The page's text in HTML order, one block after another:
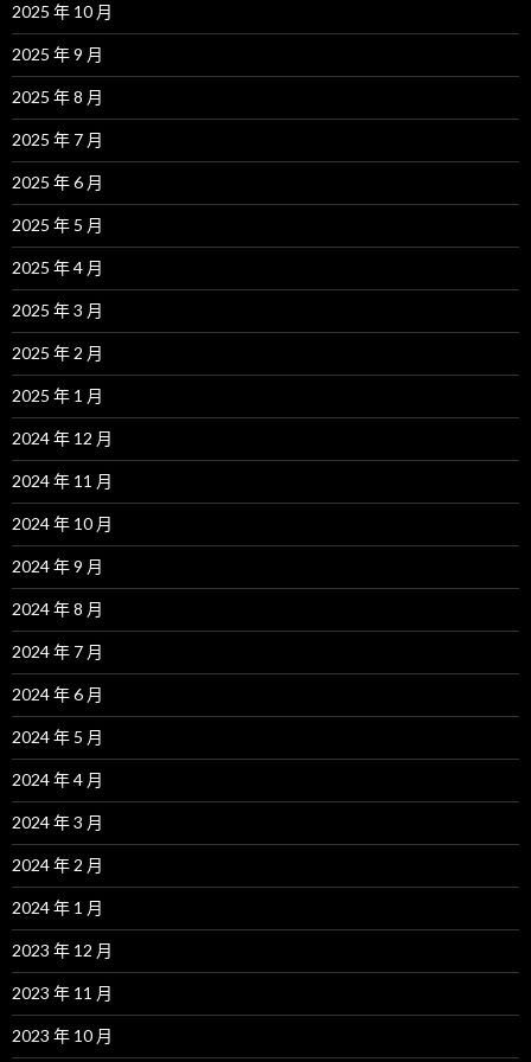
2025 年 10 月
2025 年 9 月
2025 年 8 月
2025 年 7 月
2025 年 6 月
2025 年 5 月
2025 年 4 月
2025 年 3 月
2025 年 2 月
2025 年 1 月
2024 年 12 月
2024 年 11 月
2024 年 10 月
2024 年 9 月
2024 年 8 月
2024 年 7 月
2024 年 6 月
2024 年 5 月
2024 年 4 月
2024 年 3 月
2024 年 2 月
2024 年 1 月
2023 年 12 月
2023 年 11 月
2023 年 10 月